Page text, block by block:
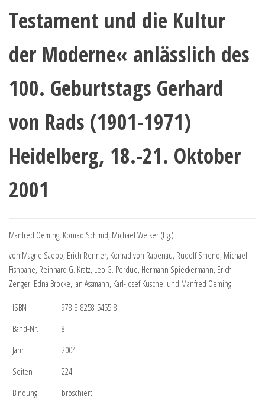
Testament und die Kultur
der Moderne« anlässlich des
100. Geburtstags Gerhard
von Rads (1901-1971)
Heidelberg, 18.-21. Oktober
2001
Manfred Oeming, Konrad Schmid, Michael Welker (Hg.)
von Magne Saebo, Erich Renner, Konrad von Rabenau, Rudolf Smend, Michael
Fishbane, Reinhard G. Kratz, Leo G. Perdue, Hermann Spieckermann, Erich
Zenger, Edna Brocke, Jan Assmann, Karl-Josef Kuschel und Manfred Oeming
ISBN
978-3-8258-5455-8
Band-Nr.
8
Jahr
2004
Seiten
224
Bindung
broschiert